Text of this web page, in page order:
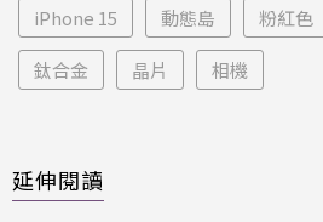
iPhone 15 動態島 粉紅色
鈦合金 晶片 相機
延伸閱讀